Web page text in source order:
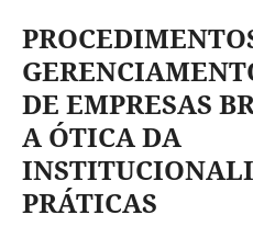
DE EMPRESAS
A ÓTICA DA
PRÁTICAS